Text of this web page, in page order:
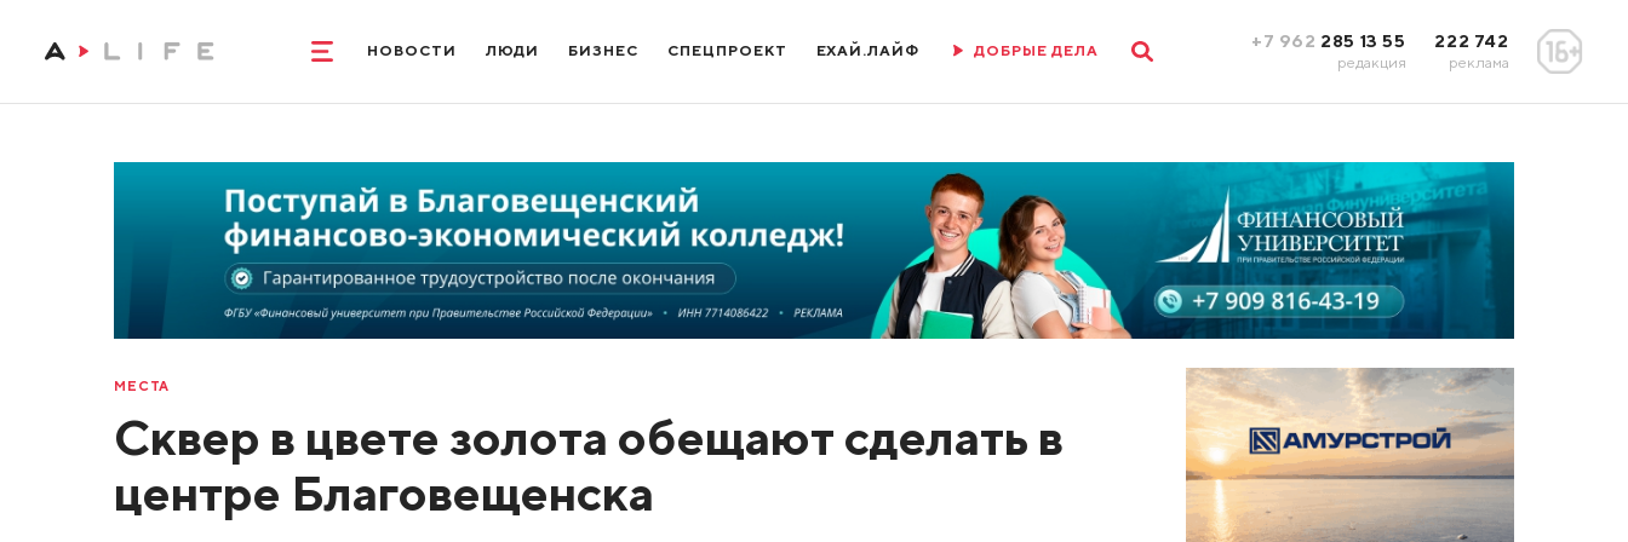
НОВОСТИ ЛЮДИ БИЗНЕС СПЕЦПРОЕКТ ЕХАЙ.ЛАЙФ ДОБРЫЕ ДЕЛА +7 962 285 13 55
редакция
222 742
реклама
МЕСТА
Сквер в цвете золота обещают сделать в
центре Благовещенска